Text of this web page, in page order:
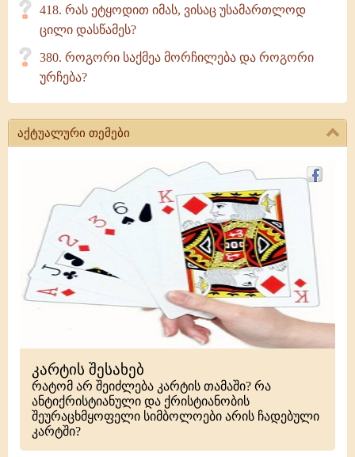
418. რას ეტყოდით იმას, ვისაც უსამართლოდ
ცილი დასწამეს?
380. როგორი საქმეა მორჩილება და როგორი
ურჩება?
აქტუალური თემები
კარტის შესახებ
რატომ არ შეიძლება კარტის თამაში? რა
ანტიქრისტიანული და ქრისტიანობის
შეურაცხმყოფელი სიმბოლოები არის ჩადებული
კარტში?